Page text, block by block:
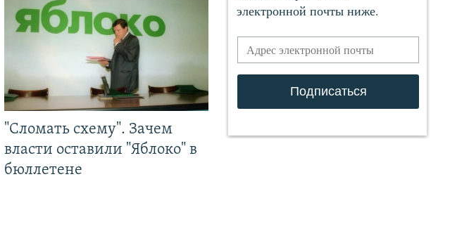
"Сломать схему". Зачем
власти оставили "Яблоко" в
бюллетене